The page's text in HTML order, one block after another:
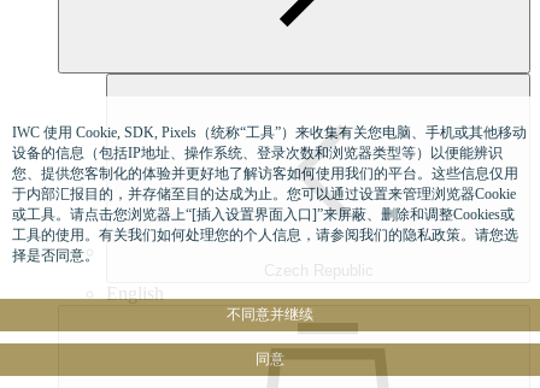
Czech Republic
English
IWC 使用 Cookie, SDK, Pixels（统称“工具”）来收集有关您电脑、手机或其他移动
设备的信息（包括IP地址、操作系统、登录次数和浏览器类型等）以便能辨识
您、提供您客制化的体验并更好地了解访客如何使用我们的平台。这些信息仅用
于内部汇报目的，并存储至目的达成为止。您可以通过设置来管理浏览器Cookie
或工具。请点击您浏览器上“[插入设置界面入口]”来屏蔽、删除和调整Cookies或
工具的使用。有关我们如何处理您的个人信息，请参阅我们的隐私政策。请您选
择是否同意。
不同意并继续
同意